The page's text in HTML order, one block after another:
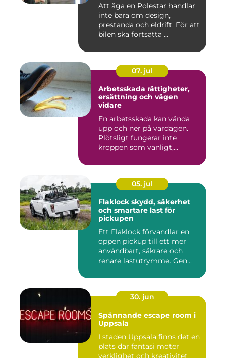
Att äga en Polestar handlar
inte bara om design,
prestanda och eldrift. För att
bilen ska fortsätta ...
07. jul
Arbetsskada rättigheter,
ersättning och vägen
vidare
En arbetsskada kan vända
upp och ner på vardagen.
Plötsligt fungerar inte
kroppen som vanligt,
05. jul
Flaklock skydd, säkerhet
och smartare last för
pickupen
Ett Flaklock förvandlar en
öppen pickup till ett mer
användbart, säkrare och
renare lastutrymme. Gen...
30. jun
Spännande escape room i
Uppsala
I staden Uppsala finns det en
plats där fantasi möter
verklighet och kreativitet